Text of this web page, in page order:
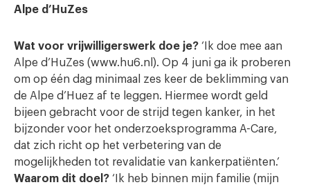
Alpe d’HuZes
Wat voor vrijwilligerswerk doe je? ‘Ik doe mee aan
Alpe d’HuZes (www.hu6.nl). Op 4 juni ga ik proberen
om op één dag minimaal zes keer de beklimming van
de Alpe d’Huez af te leggen. Hiermee wordt geld
bijeen gebracht voor de strijd tegen kanker, in het
bijzonder voor het onderzoeksprogramma A-Care,
dat zich richt op het verbetering van de
mogelijkheden tot revalidatie van kankerpatiënten.’
Waarom dit doel? ‘Ik heb binnen mijn familie (mijn